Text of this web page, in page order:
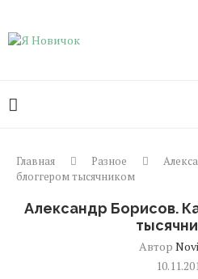
Главная Разное
блоггером тысячником
Александр Борисов.
Автор